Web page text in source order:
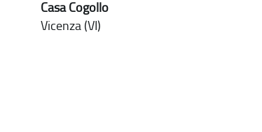
Casa Cogollo
Vicenza (VI)